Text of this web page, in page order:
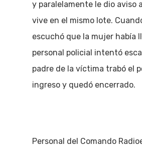
y paralelamente le dio aviso
vive en el mismo lote.
escuchó que la mujer había
personal policial intentó
padre de la víctima trabó el
ingreso y quedó encerrado.
Personal del Comando